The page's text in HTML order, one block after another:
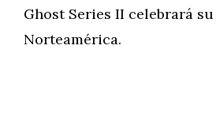
Ghost Series II celebrará
Norteamérica.